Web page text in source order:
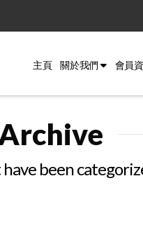
主頁 關於我們 會員
been